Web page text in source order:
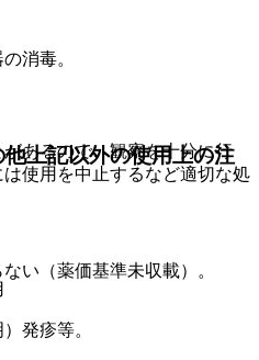
上記以外の使用上の注
い（薬価基準未収載）。
消毒。
あるので、観察を十分に行
使用を中止するなど適切な処
発疹等。